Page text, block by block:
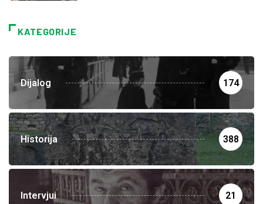
KATEGORIJE
Dijalog 174
Historija 388
Intervjui 21